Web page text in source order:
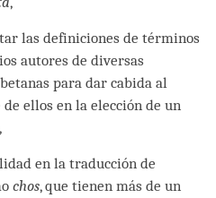
las definiciones de términos
autores de diversas
para dar cabida al
ellos en la elección de un
en la traducción de
chos, que tienen más de un